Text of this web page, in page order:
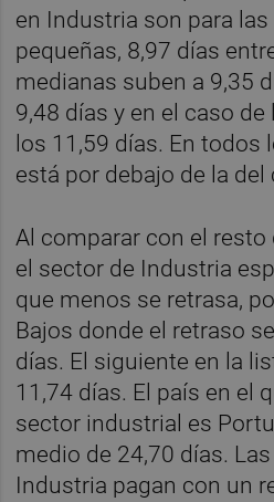
en Industria son para
pequeñas, 8,97 días
medianas suben a 9,35
9,48 días y en el caso
los 11,59 días. En todos
está por debajo de la
Al comparar con el resto
el sector de Industria
que menos se retrasa,
Bajos donde el retraso
días. El siguiente en la
11,74 días. El país en el
sector industrial es
medio de 24,70 días.
Industria pagan con un